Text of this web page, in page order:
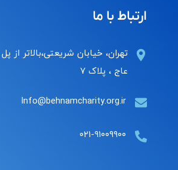
ارتباط با ما
تهران، خیابان شریعتی،بالاتر از
عاج ، پلاک ۷
Info@behnamcharity.org.ir
۰۲۱-۹۱۰۰۹۹۰۰